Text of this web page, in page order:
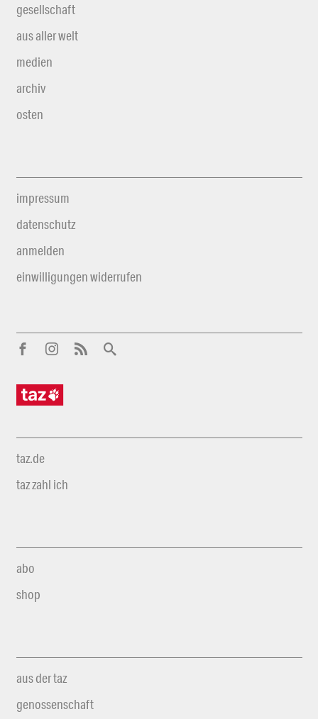
gesellschaft
aus aller welt
medien
archiv
osten
impressum
datenschutz
anmelden
einwilligungen widerrufen
taz.de
taz zahl ich
abo
shop
aus der taz
genossenschaft